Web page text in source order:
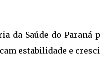
da Saúde do
estabilidade e